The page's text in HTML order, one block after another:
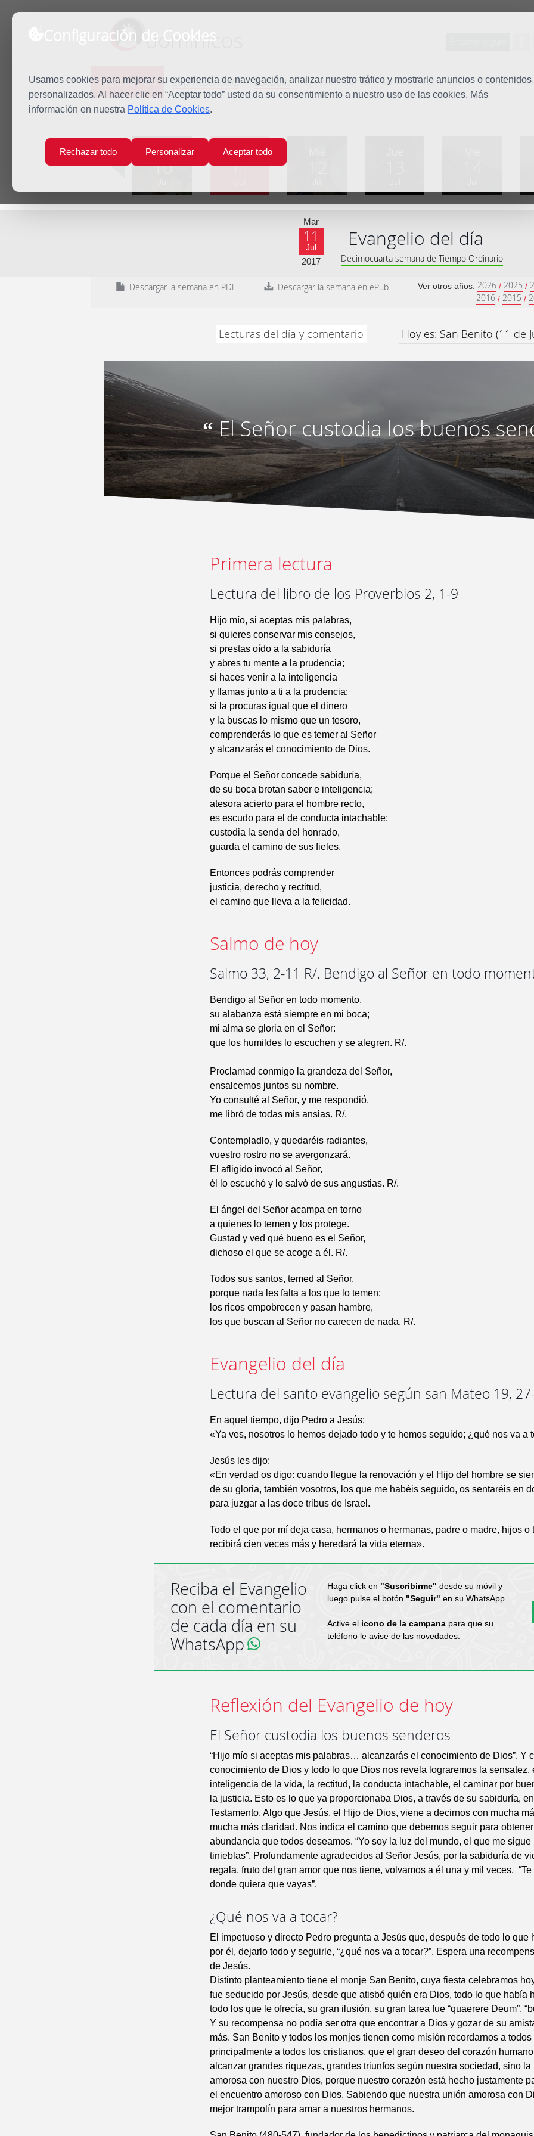
Configuración de Cookies
Usamos cookies para mejorar su experiencia de navegación, analizar nuestro tráfico y mostrarle anuncios o contenidos
personalizados. Al hacer clic en “Aceptar todo” usted da su consentimiento a nuestro uso de las cookies. Más
información en nuestra Política de Cookies.
Rechazar todo Personalizar Aceptar todo
dominicos
Predicación Espiritualidad Estudio Quiénes somos Misión Vocaciones Familia
Inicio Predicación San Benito
Lun
10
Mar
11
Mar
11
Jul
2017
Evangelio del día
Decimocuarta semana de Tiempo Ordinario
Descargar la semana en PDF Descargar la semana en ePub Ver otros años: 2026 / 2025 /
2016 / 2015 /
Lecturas del día y comentario Hoy es: San Benito (11 de
“El Señor custodia los buenos
Primera lectura
Lectura del libro de los Proverbios 2, 1-9
Hijo mío, si aceptas mis palabras,
si quieres conservar mis consejos,
si prestas oído a la sabiduría
y abres tu mente a la prudencia;
si haces venir a la inteligencia
y llamas junto a ti a la prudencia;
si la procuras igual que el dinero
y la buscas lo mismo que un tesoro,
comprenderás lo que es temer al Señor
y alcanzarás el conocimiento de Dios.
Porque el Señor concede sabiduría,
de su boca brotan saber e inteligencia;
atesora acierto para el hombre recto,
es escudo para el de conducta intachable;
custodia la senda del honrado,
guarda el camino de sus fieles.
Entonces podrás comprender
justicia, derecho y rectitud,
el camino que lleva a la felicidad.
Salmo de hoy
Salmo 33, 2-11 R/. Bendigo al Señor en todo
Bendigo al Señor en todo momento,
su alabanza está siempre en mi boca;
mi alma se gloria en el Señor:
que los humildes lo escuchen y se alegren. R/.
Proclamad conmigo la grandeza del Señor,
ensalcemos juntos su nombre.
Yo consulté al Señor, y me respondió,
me libró de todas mis ansias. R/.
Contempladlo, y quedaréis radiantes,
vuestro rostro no se avergonzará.
El afligido invocó al Señor,
él lo escuchó y lo salvó de sus angustias. R/.
El ángel del Señor acampa en torno
a quienes lo temen y los protege.
Gustad y ved qué bueno es el Señor,
dichoso el que se acoge a él. R/.
Todos sus santos, temed al Señor,
porque nada les falta a los que lo temen;
los ricos empobrecen y pasan hambre,
los que buscan al Señor no carecen de nada. R/.
Evangelio del día
Lectura del santo evangelio según san Mateo 19,
En aquel tiempo, dijo Pedro a Jesús:
«Ya ves, nosotros lo hemos dejado todo y te hemos seguido; ¿qué nos va a
Jesús les dijo:
«En verdad os digo: cuando llegue la renovación y el Hijo del hombre se
de su gloria, también vosotros, los que me habéis seguido, os sentaréis en
para juzgar a las doce tribus de Israel.
Todo el que por mí deja casa, hermanos o hermanas, padre o madre, hijos o
recibirá cien veces más y heredará la vida eterna».
Reciba el Evangelio
con el comentario
de cada día en su
WhatsApp
Haga click en "Suscribirme" desde su móvil y
luego pulse el botón "Seguir" en su WhatsApp.
Active el icono de la campanapara que su
teléfono le avise de las novedades.
Reflexión del Evangelio de hoy
El Señor custodia los buenos senderos
“Hijo mío si aceptas mis palabras… alcanzarás el conocimiento de Dios”. Y
conocimiento de Dios y todo lo que Dios nos revela lograremos la sensatez,
inteligencia de la vida, la rectitud, la conducta intachable, el caminar por
la justicia. Esto es lo que ya proporcionaba Dios, a través de su sabiduría,
Testamento. Algo que Jesús, el Hijo de Dios, viene a decirnos con mucha
mucha más claridad. Nos indica el camino que debemos seguir para
abundancia que todos deseamos. “Yo soy la luz del mundo, el que me
tinieblas”. Profundamente agradecidos al Señor Jesús, por la sabiduría de
regala, fruto del gran amor que nos tiene, volvamos a él una y mil veces.
donde quiera que vayas”.
¿Qué nos va a tocar?
El impetuoso y directo Pedro pregunta a Jesús que, después de todo lo que
por él, dejarlo todo y seguirle, “¿qué nos va a tocar?”. Espera una
de Jesús.
Distinto planteamiento tiene el monje San Benito, cuya fiesta celebramos
fue seducido por Jesús, desde que atisbó quién era Dios, todo lo que había
todo los que le ofrecía, su gran ilusión, su gran tarea fue “quaerere Deum”,
Y su recompensa no podía ser otra que encontrar a Dios y gozar de su
más. San Benito y todos los monjes tienen como misión recordarnos a
principalmente a todos los cristianos, que el gran deseo del corazón
alcanzar grandes riquezas, grandes triunfos según nuestra sociedad, sino la
amorosa con nuestro Dios, porque nuestro corazón está hecho justamente
el encuentro amoroso con Dios. Sabiendo que nuestra unión amorosa con
mejor trampolín para amar a nuestros hermanos.